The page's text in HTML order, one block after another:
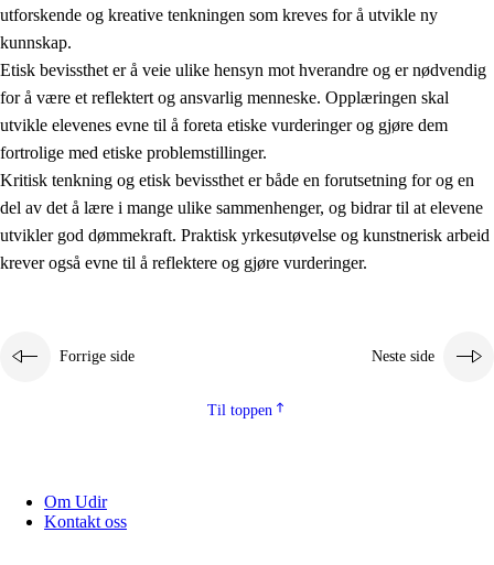
utforskende og kreative tenkningen som kreves for å utvikle ny
kunnskap.
Etisk bevissthet er å veie ulike hensyn mot hverandre og er nødvendig
for å være et reflektert og ansvarlig menneske. Opplæringen skal
utvikle elevenes evne til å foreta etiske vurderinger og gjøre dem
fortrolige med etiske problemstillinger.
Kritisk tenkning og etisk bevissthet er både en forutsetning for og en
del av det å lære i mange ulike sammenhenger, og bidrar til at elevene
utvikler god dømmekraft. Praktisk yrkesutøvelse og kunstnerisk arbeid
krever også evne til å reflektere og gjøre vurderinger.
Forrige side Neste side
Til toppen
Om Udir
Kontakt oss